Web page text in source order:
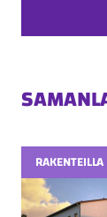
RAKENTEILLA